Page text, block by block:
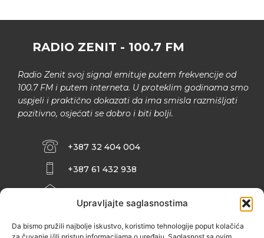
Upravljajte saglasnostima
Da bismo pružili najbolje iskustvo, koristimo tehnologije poput kolačića
RADIO ZENIT - 100.7 FM
Radio Zenit svoj signal emituje putem frekvencije od
100.7 FM i putem interneta. U proteklim godinama smo
uspjeli i praktično dokazati da ima smisla razmišljati
pozitivno, osjećati se dobro i biti bolji.
+387 32 404 004
+387 61 432 938
INFO@ZENIT.BA
ZENIČANKA, 3. SPRAT), 72000 ZENICA